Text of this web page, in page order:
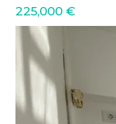
225,000 €